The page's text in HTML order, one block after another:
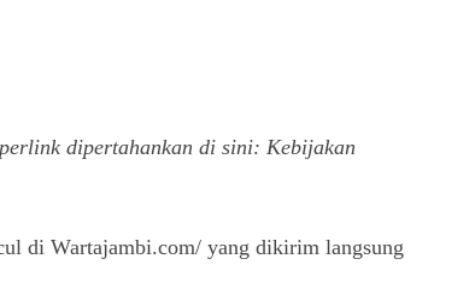
dipertahankan di sini: Kebijakan
di Wartajambi.com/ yang dikirim langsung